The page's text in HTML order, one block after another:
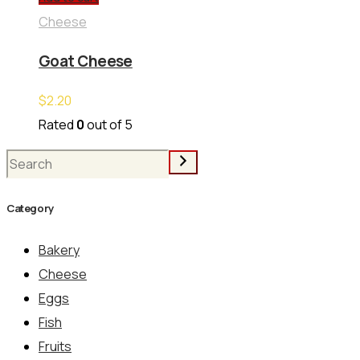
Cheese
Goat Cheese
$2.20
Rated 0out of 5
Search
Category
Bakery
Cheese
Eggs
Fish
Fruits